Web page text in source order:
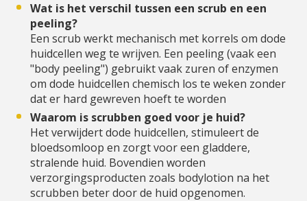
Wat is het verschil tussen een scrub en een
peeling?
Een scrub werkt mechanisch met korrels om dode
huidcellen weg te wrijven. Een peeling (vaak een
"body peeling") gebruikt vaak zuren of enzymen
om dode huidcellen chemisch los te weken zonder
dat er hard gewreven hoeft te worden
Waarom is scrubben goed voor je huid?
Het verwijdert dode huidcellen, stimuleert de
bloedsomloop en zorgt voor een gladdere,
stralende huid. Bovendien worden
verzorgingsproducten zoals bodylotion na het
scrubben beter door de huid opgenomen.